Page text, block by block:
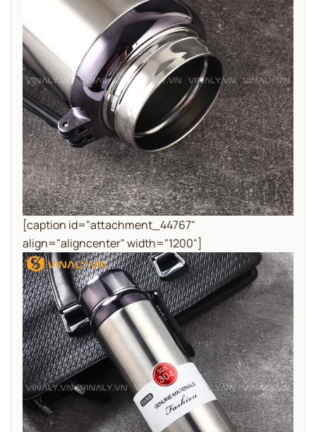
[caption id="attachment_44767"
align="aligncenter" width="1200"]